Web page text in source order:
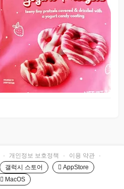
· 개인정보 보호정책 · 이용 약관
·
갤럭시 스토어
 AppStore
 MacOS